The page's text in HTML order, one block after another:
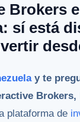
Brokers
sí está
y te
Brokers,
plataforma de